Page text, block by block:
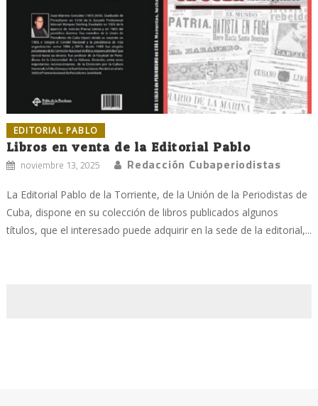
EDITORIAL PABLO
Libros en venta de la Editorial Pablo
noviembre 13, 2025 Redacción Cubaperiodistas
La Editorial Pablo de la Torriente, de la Unión de la Periodistas de
Cuba, dispone en su colección de libros publicados algunos
títulos, que el interesado puede adquirir en la sede de la editorial,...